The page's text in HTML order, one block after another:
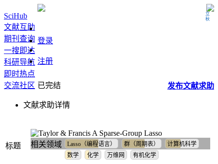
立秋
SciHub
文献互助
期刊查询
一搜即达
科研导航
即时热点
交流社区
登录
注册
发布文献求助
已完结
文献求助详情
标题
A Sparse-Group Lasso
相关领域
Lasso（编程语言） 群（周期表）
计算机科学
数学
化学 万维网 有机化学